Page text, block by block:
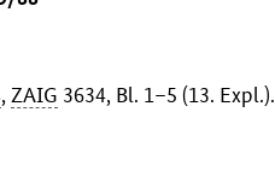
,ZAIG 3634, Bl. 1–5 (13. Expl.).